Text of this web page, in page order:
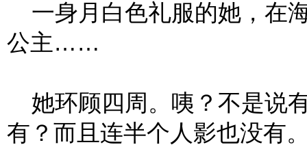
一身月白色礼服的她，在
公主……
她环顾四周。咦？不是说
有？而且连半个人影也没有